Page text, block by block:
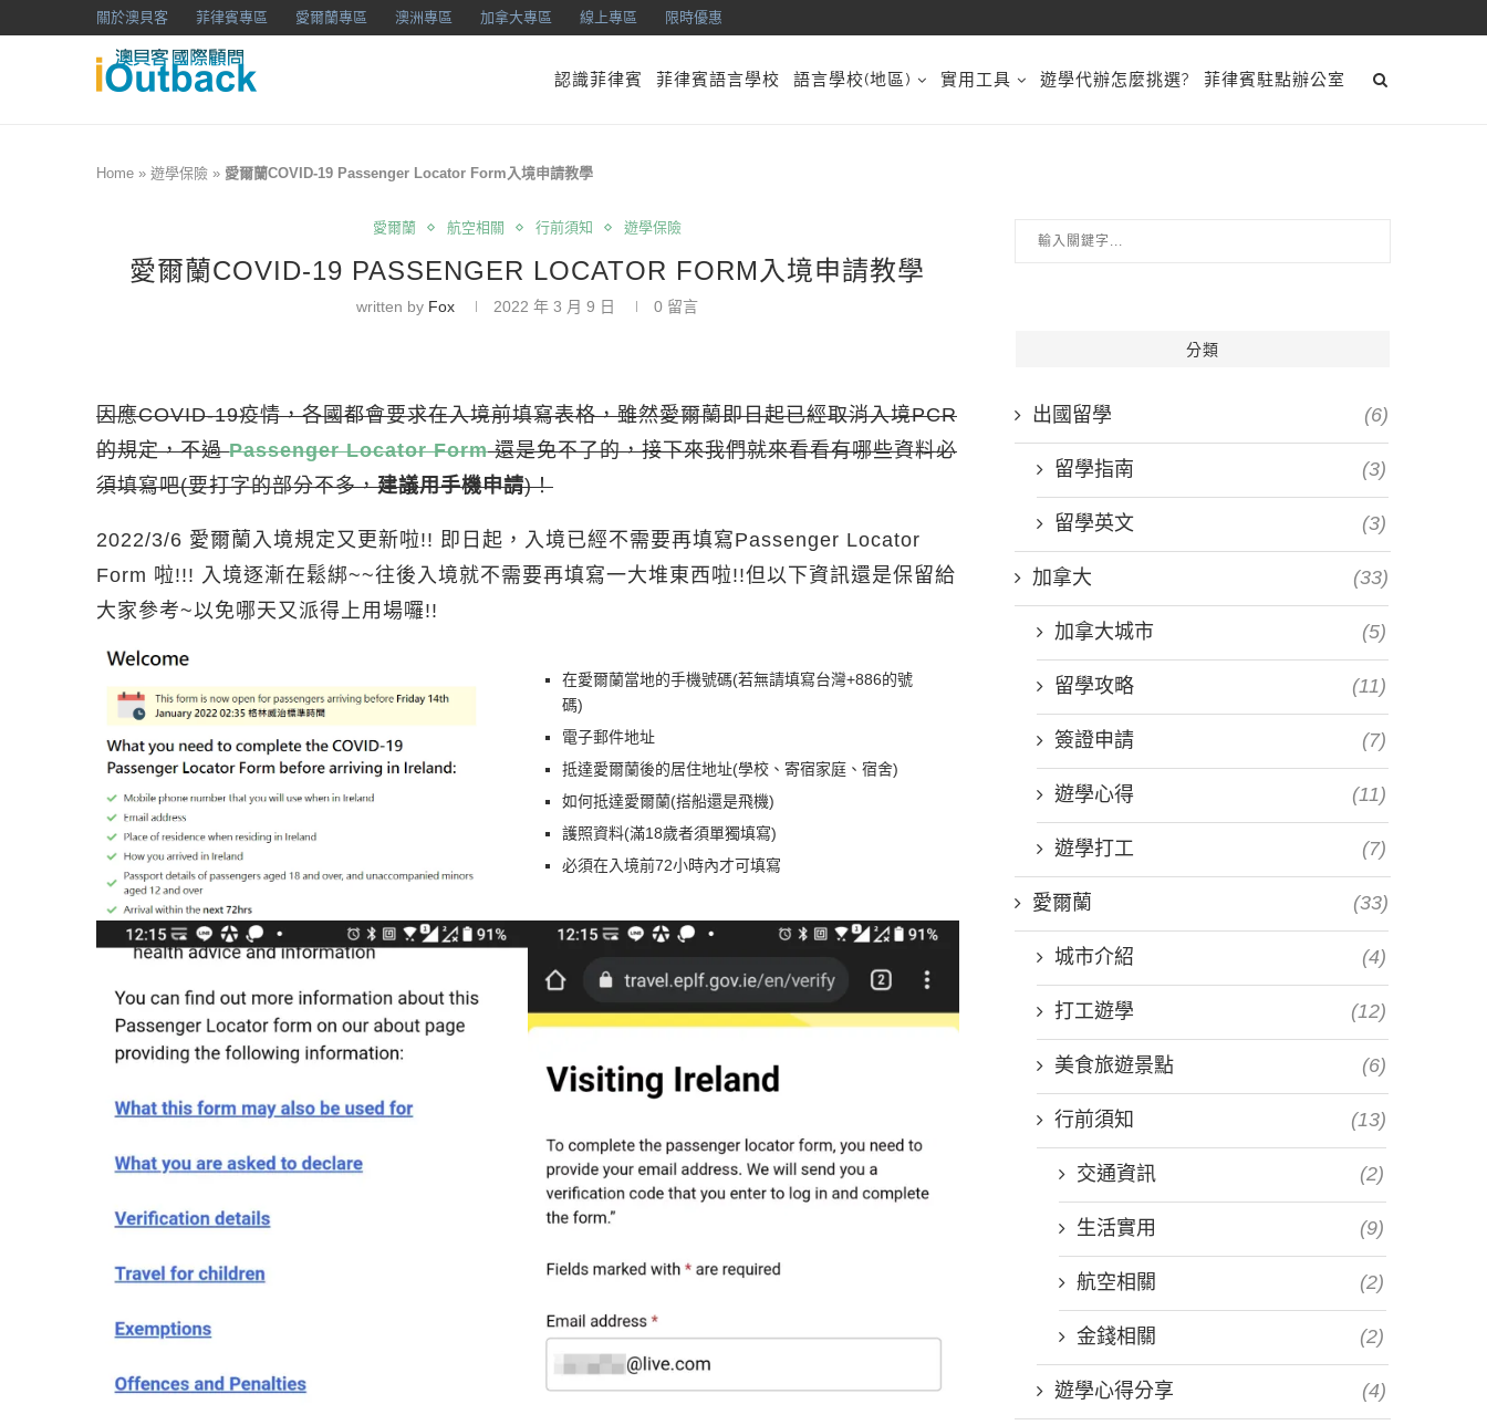
關於澳貝客 菲律賓專區 愛爾蘭專區 澳洲專區 加拿大專區 線上專區 限時優惠
認識菲律賓 菲律賓語言學校 語言學校(地區) 實用工具 遊學代辦怎麼挑選? 菲律賓駐點辦公室
Home » 遊學保險 » 愛爾蘭COVID-19 Passenger Locator Form入境申請教學
愛爾蘭 航空相關 行前須知 遊學保險
愛爾蘭COVID-19 PASSENGER LOCATOR FORM入境申請教學
written by Fox 2022 年 3 月 9 日 0 留言
因應COVID-19疫情，各國都會要求在入境前填寫表格，雖然愛爾蘭即日起已經取消入境PCR
的規定，不過Passenger Locator Form還是免不了的，接下來我們就來看看有哪些資料必
須填寫吧(要打字的部分不多，建議用手機申請)！
2022/3/6 愛爾蘭入境規定又更新啦!! 即日起，入境已經不需要再填寫Passenger Locator
Form 啦!!! 入境逐漸在鬆綁~~往後入境就不需要再填寫一大堆東西啦!!但以下資訊還是保留給
大家參考~以免哪天又派得上用場囉!!
在愛爾蘭當地的手機號碼(若無請填寫台灣+886的號
碼)
電子郵件地址
抵達愛爾蘭後的居住地址(學校、寄宿家庭、宿舍)
如何抵達愛爾蘭(搭船還是飛機)
護照資料(滿18歲者須單獨填寫)
必須在入境前72小時內才可填寫
分類
出國留學 (6)
留學指南 (3)
留學英文 (3)
加拿大 (33)
加拿大城市 (5)
留學攻略 (11)
簽證申請 (7)
遊學心得 (11)
遊學打工 (7)
愛爾蘭 (33)
城市介紹 (4)
打工遊學 (12)
美食旅遊景點 (6)
行前須知 (13)
交通資訊 (2)
生活實用 (9)
航空相關 (2)
金錢相關 (2)
遊學心得分享 (4)